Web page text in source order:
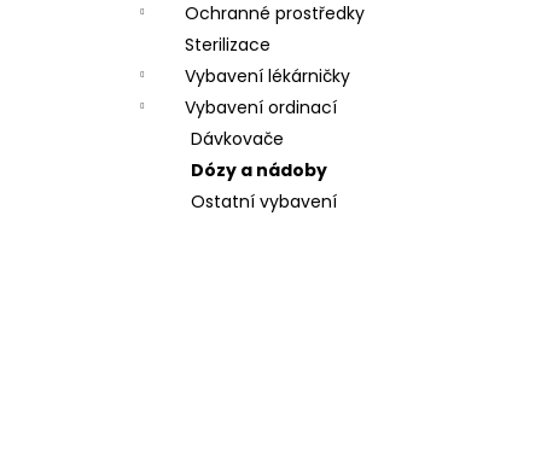
Ochranné prostředky
Sterilizace
Vybavení lékárničky
Vybavení ordinací
Dávkovače
Dózy a nádoby
Ostatní vybavení